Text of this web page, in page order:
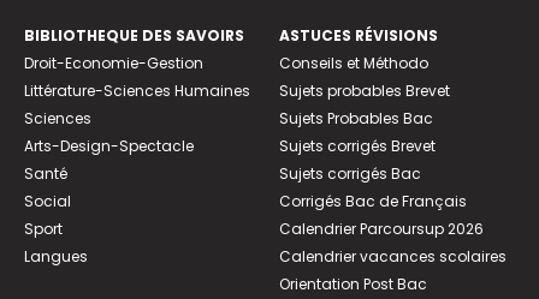
BIBLIOTHEQUE DES SAVOIRS
Droit-Economie-Gestion
Littérature-Sciences Humaines
Sciences
Arts-Design-Spectacle
Santé
Social
Sport
Langues
ASTUCES RÉVISIONS
Conseils et Méthodo
Sujets probables Brevet
Sujets Probables Bac
Sujets corrigés Brevet
Sujets corrigés Bac
Corrigés Bac de Français
Calendrier Parcoursup 2026
Calendrier vacances scolaires
Orientation Post Bac